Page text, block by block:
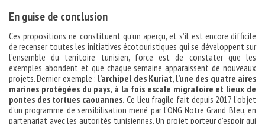
En guise de conclusion
Ces propositions ne constituent qu’un aperçu, et s’il est encore difficile
de recenser toutes les initiatives écotouristiques qui se développent sur
l’ensemble du territoire tunisien, force est de constater que les
exemples abondent et que chaque semaine apparaissent de nouveaux
projets. Dernier exemple : l’archipel des Kuriat, l’une des quatre aires
marines protégées du pays, à la fois escale migratoire et lieux de
pontes des tortues caouannes. Ce lieu fragile fait depuis 2017 l’objet
d’un programme de sensibilisation mené par l’ONG Notre Grand Bleu, en
partenariat avec les autorités tunisiennes. Un projet porteur d’espoir qui